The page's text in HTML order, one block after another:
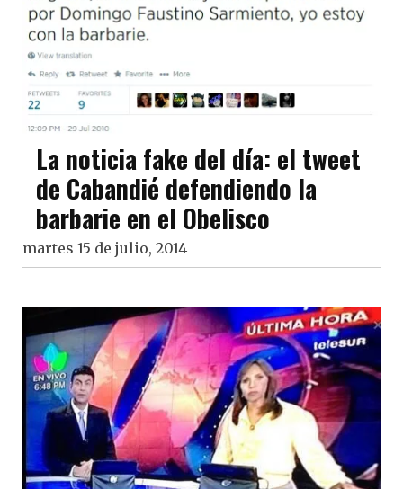
La noticia fake del día: el tweet
de Cabandié defendiendo la
barbarie en el Obelisco
martes 15 de julio, 2014